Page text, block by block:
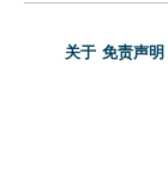
关于 免责声明